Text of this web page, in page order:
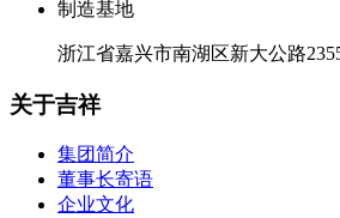
制造基地
浙江省嘉兴市南湖区新大公路
关于吉祥
集团简介
董事长寄语
企业文化